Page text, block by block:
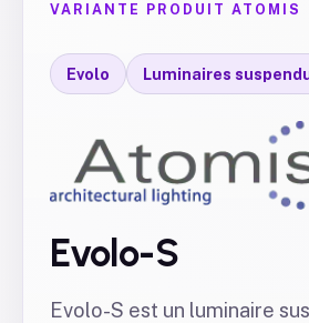
VARIANTE PRODUIT ATOMIS
Evolo Luminaires
Evolo-S
Evolo-S est un luminaire